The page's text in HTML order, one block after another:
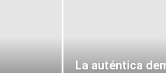
La auténtica